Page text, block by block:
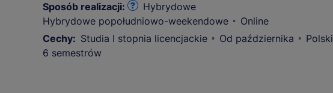
Sposób realizacji:
Hybrydowe
Hybrydowe popołudniowo-weekendowe
Online
Cechy: Studia I stopnia licencjackie Od października
Polski
6 semestrów